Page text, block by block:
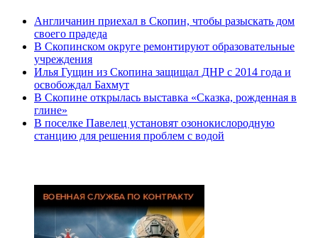
Англичанин приехал в Скопин, чтобы разыскать дом
своего прадеда
В Скопинском округе ремонтируют образовательные
учреждения
Илья Гущин из Скопина защищал ДНР с 2014 года и
освобождал Бахмут
В Скопине открылась выставка «Сказка, рожденная в
глине»
В поселке Павелец установят озонокислородную
станцию для решения проблем с водой